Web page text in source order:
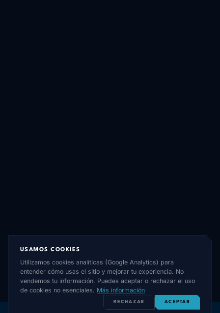
USAMOS COOKIES
Utilizamos cookies analíticas (Google Analytics) para
entender cómo usas el sitio y mejorar tu experiencia. No
vendemos tu información. Puedes aceptar o rechazar el uso
de cookies no esenciales. Más información
RECHAZAR ACEPTAR